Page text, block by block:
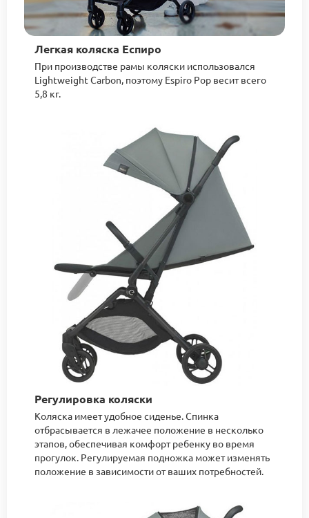
Легкая коляска Еспиро
При производстве рамы коляски использовался
Lightweight Carbon, поэтому Espiro Pop весит всего
5,8 кг.
Регулировка коляски
Коляска имеет удобное сиденье. Спинка
отбрасывается в лежачее положение в несколько
этапов, обеспечивая комфорт ребенку во время
прогулок. Регулируемая подножка может изменять
положение в зависимости от ваших потребностей.